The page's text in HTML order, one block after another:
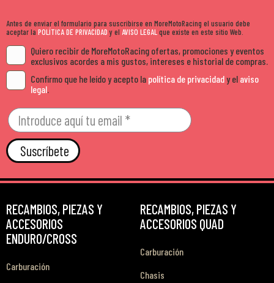
Antes de enviar el formulario para suscribirse en MoreMotoRacing el usuario debe
aceptar la POLÍTICA DE PRIVACIDADy el AVISO LEGALque existe en este sitio Web.
Quiero recibir de MoreMotoRacing ofertas, promociones y eventos
exclusivos acordes a mis gustos, intereses e historial de compras.
Confirmo que he leído y acepto la política de privacidady el aviso
legal.
Suscríbete
RECAMBIOS, PIEZAS Y
ACCESORIOS
ENDURO/CROSS
Carburación
RECAMBIOS, PIEZAS Y
ACCESORIOS QUAD
Carburación
Chasis